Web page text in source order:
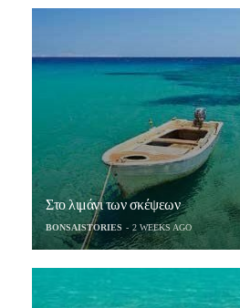
Στο λιμάνι των σκέψεων
BONSAISTORIES 2 WEEKS AGO